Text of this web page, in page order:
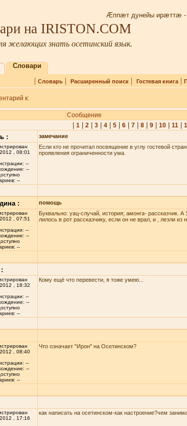
Æппæт дунейы ирæттæ -
на IRISTON.COM
желающих знать осетинский язык.
Словари
| Словарь| Расширенный поиск| Гостевая книга|
к:
Сообщение
1| 2| 3| 4| 5| 6| 7| 8| 9| 10| 11|
:
замечание
, 08:01
--
--
--
Если кто не прочитал посвящение в углу гостевой
проявления ограниченности ума.
: помощь
, 07:51
--
--
--
Буквально: уац-случай, история; амонга- рассказчик.
лилось в рот рассказчику, если он не врал, и , лезли из
, 18:32
--
--
--
Кому ещё что перевести, я тоже умею...
, 08:40
--
--
--
Что означает "Ирон" на Осетинском?
, 17:16
как написать на осетинском-как настроение?чем